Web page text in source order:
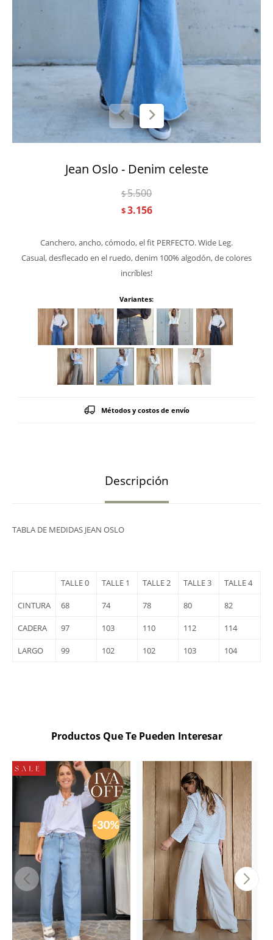
Jean Oslo - Denim celeste
$3.156
$5.500
Canchero, ancho, cómodo, el fit PERFECTO. Wide Leg.
Casual, desflecado en el ruedo, denim 100% algodón, de colores
incríbles!
Variantes:
Métodos y costos de envío
Descripción
TABLA DE MEDIDAS JEAN OSLO
TALLE 0 TALLE 1 TALLE 2 TALLE 3 TALLE 4
CINTURA 68 74 78 80 82
CADERA 97 103 110 112 114
LARGO 99 102 102 103 104
Productos Que Te Pueden Interesar